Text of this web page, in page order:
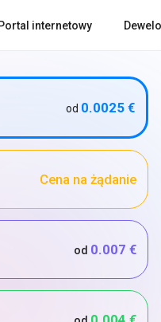
Portal internetowy
od 0.0025 €
Cena na żądanie
od 0.007 €